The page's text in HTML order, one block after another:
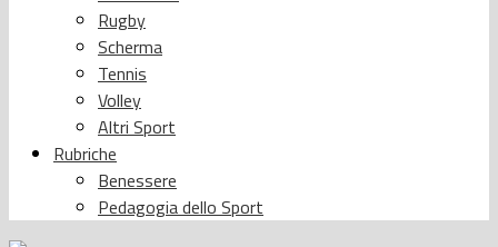
Rugby
Scherma
Tennis
Volley
Altri Sport
Rubriche
Benessere
Pedagogia dello Sport